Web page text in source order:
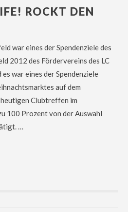
ROCKT DEN
war eines der Spendenziele des
2012 des Fördervereins des LC
war eines der Spendenziele
auf dem
Clubtreffen im
100 Prozent von der Auswahl
…